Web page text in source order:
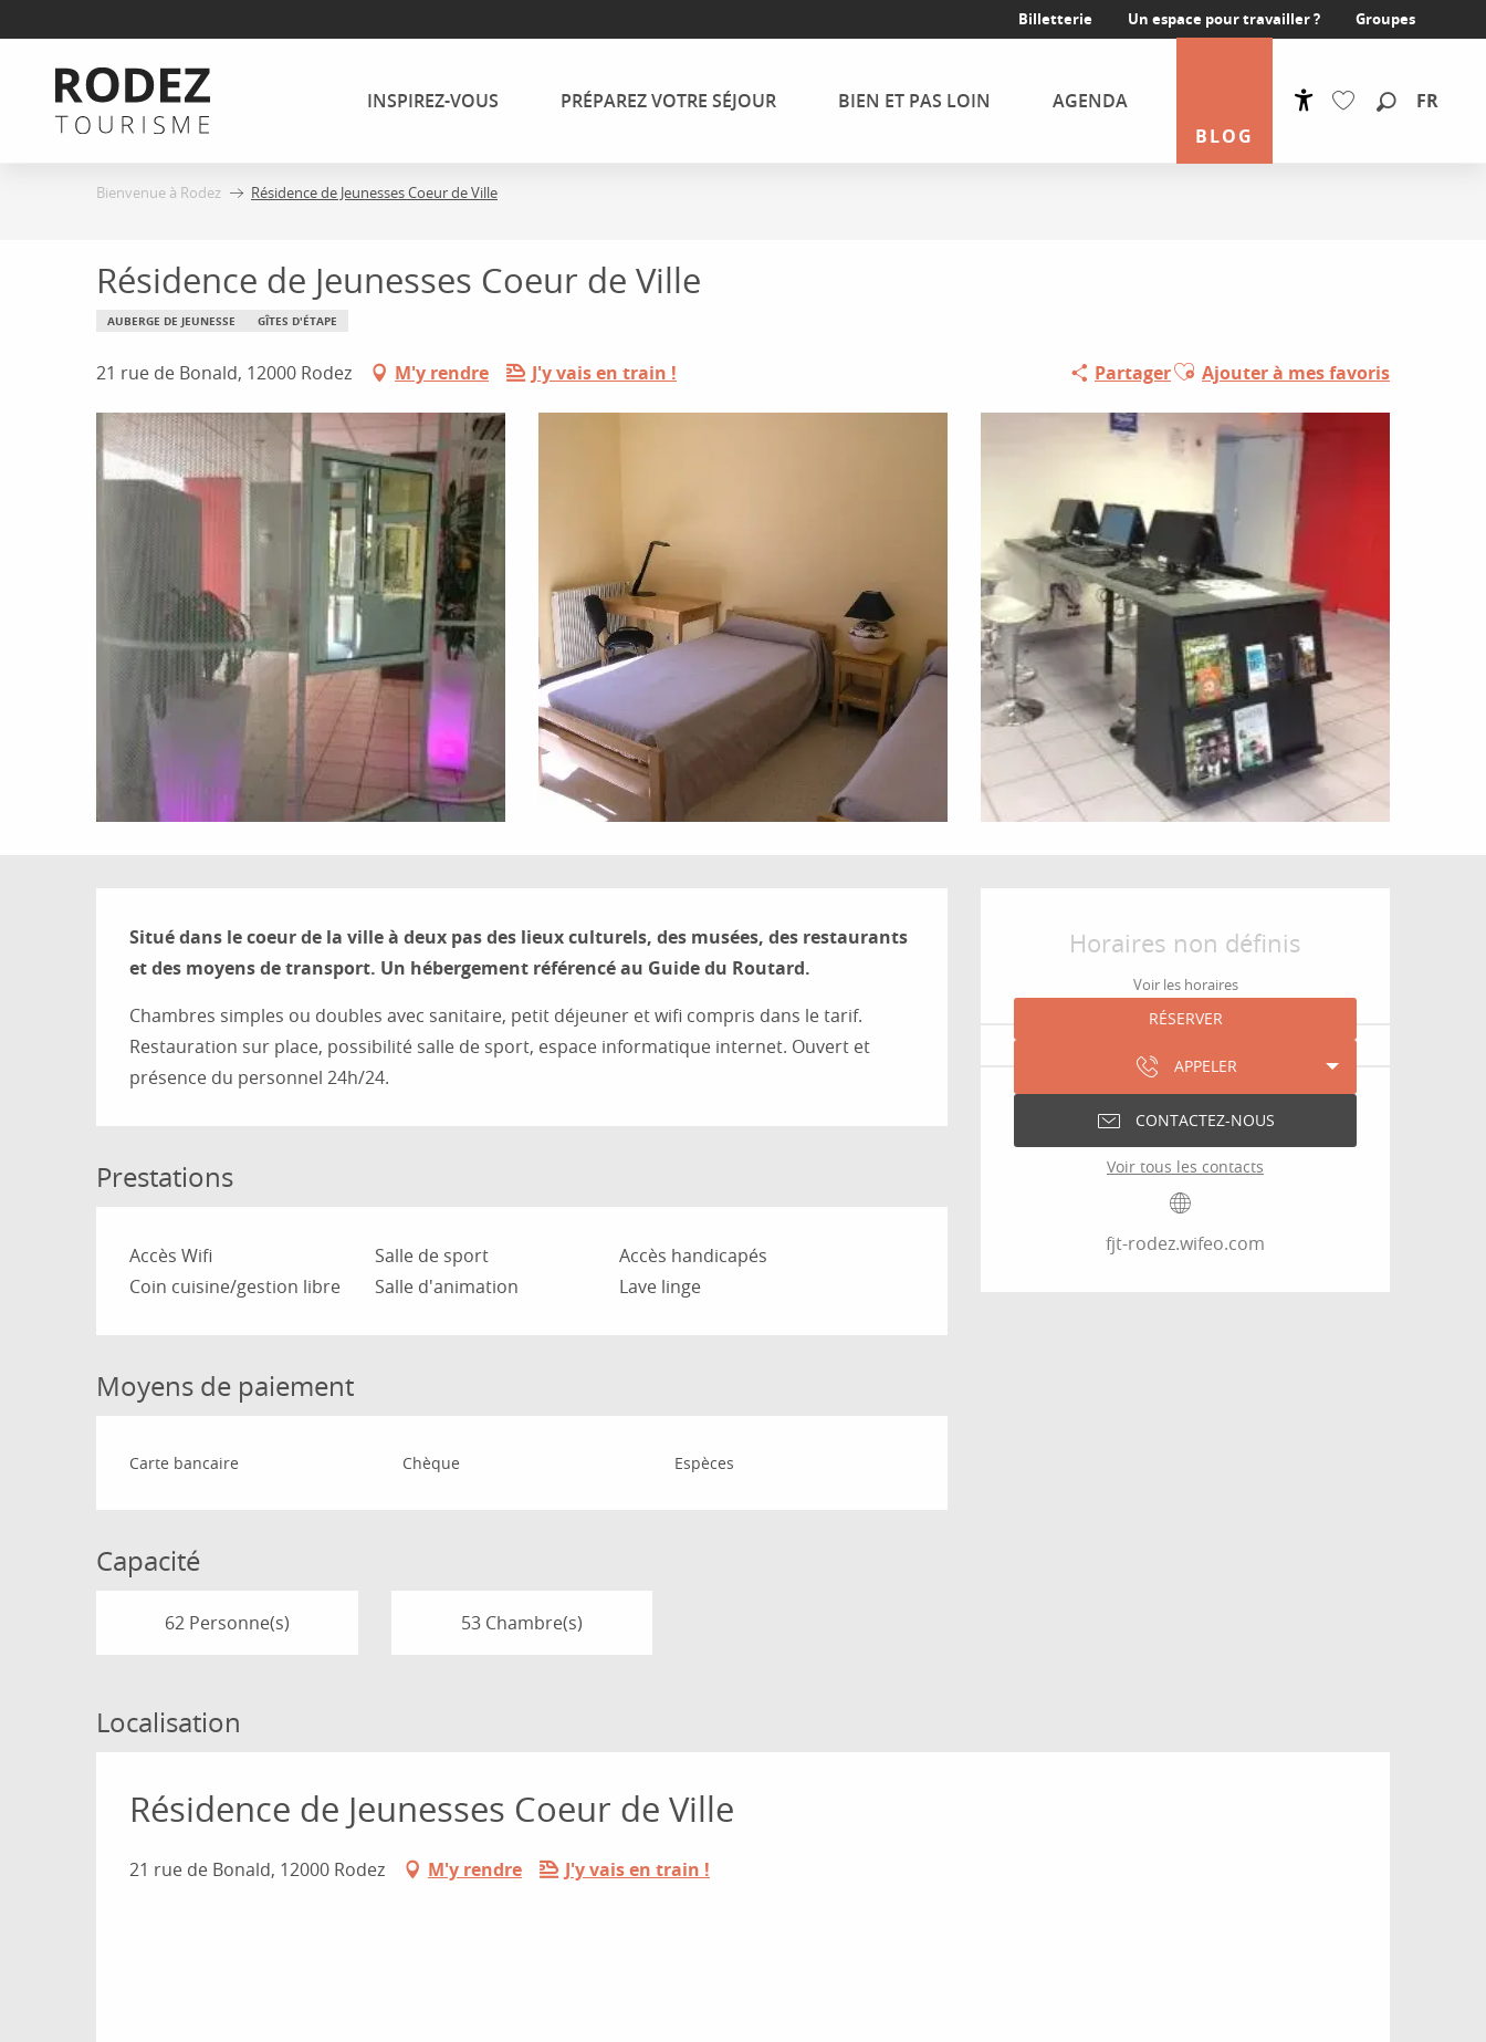
au
contenu
principal
BLOG
FR
Billetterie Un espace pour travailler ? Groupes
INSPIREZ-VOUS PRÉPAREZ VOTRE SÉJOUR BIEN ET PAS LOIN AGENDA
Bienvenue à Rodez Résidence de Jeunesses Coeur de Ville
Résidence de Jeunesses Coeur de Ville
AUBERGE DE JEUNESSE GÎTES D'ÉTAPE
21 rue de Bonald, 12000 Rodez M'y rendre J'y vais en train ! PartagerAjouter aux favoris
Ajouter à mes favoris
Ouverture et
Horaires non définis
Voir les horaires
RÉSERVER
APPELER
CONTACTEZ-NOUS
Voir tous les contacts
fjt-rodez.wifeo.com
Description
Situé dans le coeur de la ville à deux pas des lieux culturels, des musées, des restaurants
et des moyens de transport. Un hébergement référencé au Guide du Routard.
Chambres simples ou doubles avec sanitaire, petit déjeuner et wifi compris dans le tarif.
Restauration sur place, possibilité salle de sport, espace informatique internet. Ouvert et
présence du personnel 24h/24.
Prestations
Accès Wifi Salle de sport
Accès handicapés
Coin cuisine/gestion libre
Salle d'animation Lave linge
Moyens de paiement
Carte bancaire Chèque Espèces
Capacité
62 Personne(s) 53 Chambre(s)
Localisation
Résidence de Jeunesses Coeur de Ville
21 rue de Bonald, 12000 Rodez M'y rendre J'y vais en train !